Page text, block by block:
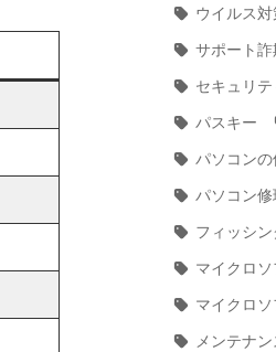
ウイルス対
サポート詐
セキュリテ
パスキー
パソコンの
パソコン修
フィッシン
マイクロソ
マイクロ
メンテナン